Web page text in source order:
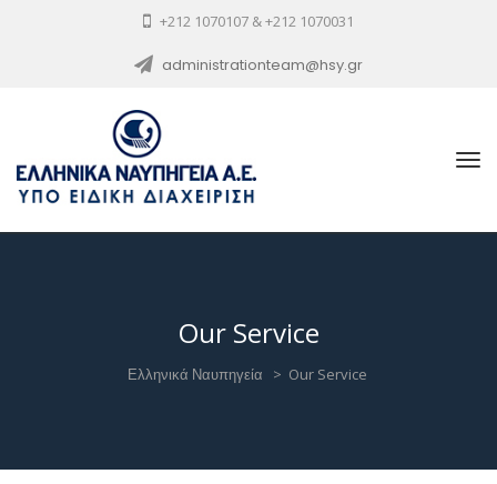
+212 1070107 & +212 1070031
administrationteam@hsy.gr
Our Service
Ελληνικά Ναυπηγεία > Our Service